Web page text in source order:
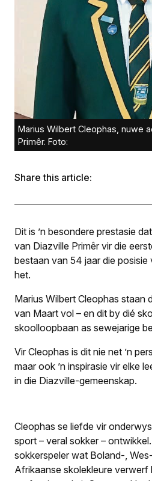
Marius Wilbert Cleophas, nuwe
Primêr. Foto:
Share this article:
Dit is ’n besondere prestasie
van Diazville Primêr vir die
bestaan van 54 jaar die
het.
Marius Wilbert Cleophas staan
van Maart vol – en dit by dié
skoolloopbaan as sewejarige
Vir Cleophas is dit nie net ’n
maar ook ’n inspirasie vir elke
in die Diazville-gemeenskap.
Cleophas se liefde vir
sport – veral sokker –
sokkerspeler wat Boland-,
Afrikaanse skolekleure verwerf